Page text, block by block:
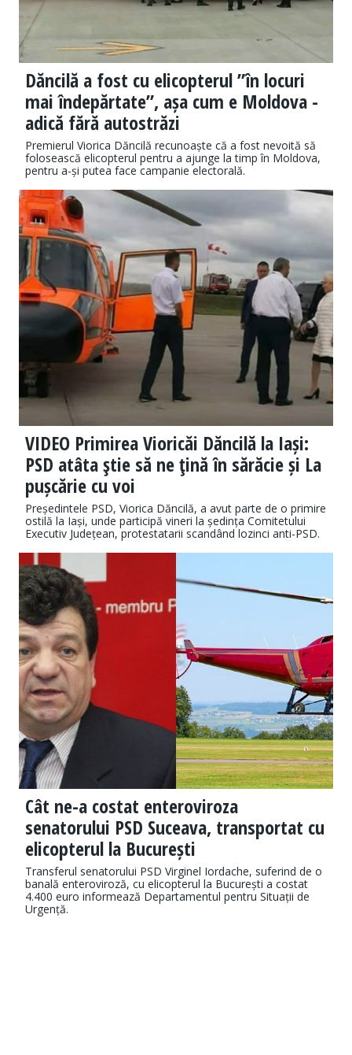
Dăncilă a fost cu elicopterul ”în locuri
mai îndepărtate”, așa cum e Moldova -
adică fără autostrăzi
Premierul Viorica Dăncilă recunoaște că a fost nevoită să
folosească elicopterul pentru a ajunge la timp în Moldova,
pentru a-și putea face campanie electorală.
VIDEO Primirea Vioricăi Dăncilă la Iași:
PSD atâta ştie să ne ţină în sărăcie și La
pușcărie cu voi
Președintele PSD, Viorica Dăncilă, a avut parte de o primire
ostilă la Iași, unde participă vineri la ședința Comitetului
Executiv Județean, protestatarii scandând lozinci anti-PSD.
Cât ne-a costat enteroviroza
senatorului PSD Suceava, transportat cu
elicopterul la București
Transferul senatorului PSD Virginel Iordache, suferind de o
banală enteroviroză, cu elicopterul la București a costat
4.400 euro informează Departamentul pentru Situații de
Urgență.